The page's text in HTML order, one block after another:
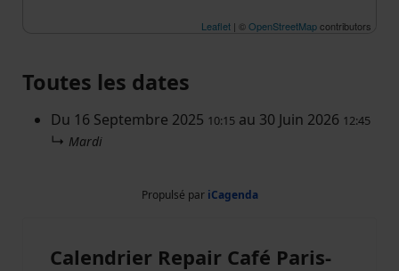
Leaflet | ©OpenStreetMapcontributors
Toutes les dates
Du 16 Septembre 2025 10:15 au 30 Juin 2026 12:45
↳ Mardi
Propulsé par iCagenda
Calendrier Repair Café Paris-